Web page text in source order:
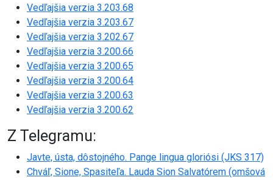
Vedľajšia verzia 3.203.68
Vedľajšia verzia 3.203.67
Vedľajšia verzia 3.202.67
Vedľajšia verzia 3.200.66
Vedľajšia verzia 3.200.65
Vedľajšia verzia 3.200.64
Vedľajšia verzia 3.200.63
Vedľajšia verzia 3.200.62
Z Telegramu:
Javte, ústa, dôstojného. Pange lingua gloriósi (JKS 317)
Chváľ, Sione, Spasiteľa. Lauda Sion Salvatórem (omšová